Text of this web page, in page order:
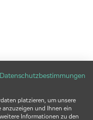
Datenschutzbestimmungen
platzieren, um unsere
anzuzeigen und Ihnen ein
Informationen zu den